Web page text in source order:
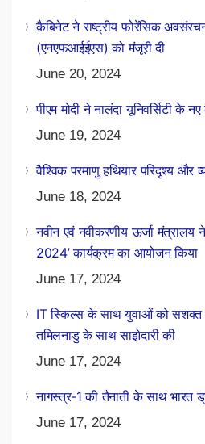
कैबिनेट ने राष्ट्रीय फोरेंसिक
(एनएफआईईएस) को मंजूरी दी
June 20, 2024
पीएम मोदी ने नालंदा यूनिवर्सिटी के
June 19, 2024
वैश्विक परमाणु हथियार परिदृश्य और
June 18, 2024
नवीन एवं नवीकरणीय ऊर्जा मंत्रालय
2024’ कार्यक्रम का आयोजन किया
June 17, 2024
IT स्किल्स के साथ युवाओं को
तमिलनाडु के साथ साझेदारी की
June 17, 2024
नागस्त्र-1 की तैनाती के साथ भारत
June 17, 2024